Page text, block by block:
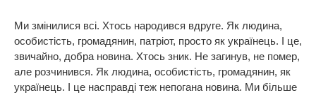
Ми змінилися всі. Хтось народився вдруге. Як людина,
особистість, громадянин, патріот, просто як українець. І це,
звичайно, добра новина. Хтось зник. Не загинув, не помер,
але розчинився. Як людина, особистість, громадянин, як
українець. І це насправді теж непогана новина. Ми більше